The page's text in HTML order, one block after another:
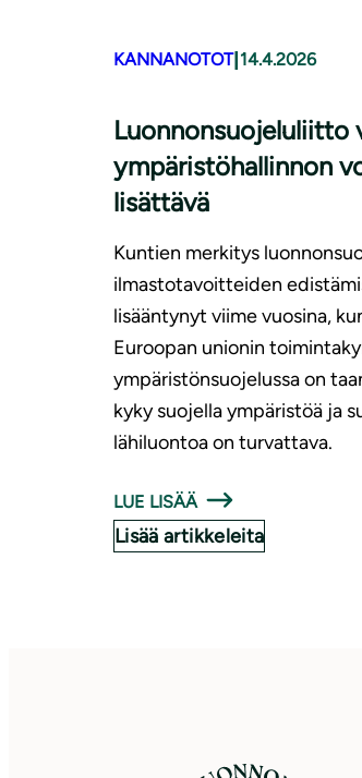
KANNANOTOT| 14.4.2026
Luonnonsuojeluliitto
ympäristöhallinnon
lisättävä
Kuntien merkitys
ilmastotavoitteiden
lisääntynyt viime vuosina,
Euroopan unionin
ympäristönsuojelussa on
kyky suojella ympäristöä ja
lähiluontoa on turvattava.
LUE LISÄÄ
Lisää artikkeleita